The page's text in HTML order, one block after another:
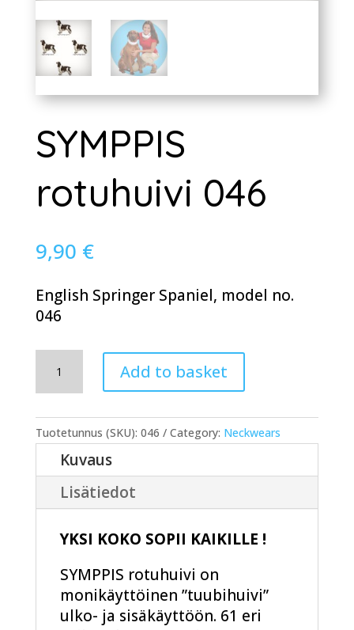
SYMPPIS
rotuhuivi 046
9,90 €
English Springer Spaniel, model no.
046
rotuhuivi
quantity
Add to basket
Tuotetunnus (SKU): 046 Category: Neckwears
Kuvaus
Lisätiedot
YKSI KOKO SOPII KAIKILLE !
SYMPPIS rotuhuivi on
monikäyttöinen ”tuubihuivi”
ulko- ja sisäkäyttöön. 61 eri